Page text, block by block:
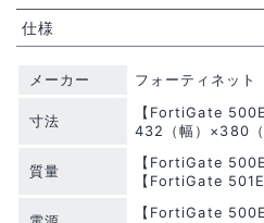
仕様
メーカー フォーティネット
寸法
【FortiGate
432（幅）×380
質量
【FortiGate
【FortiGate
【FortiGate